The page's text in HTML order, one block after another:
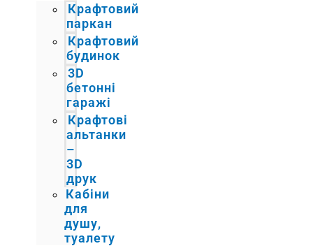
Крафтовий
паркан
Крафтовий
будинок
3D
бетонні
гаражі
Крафтові
альтанки
–
3D
друк
Кабіни
для
душу,
туалету